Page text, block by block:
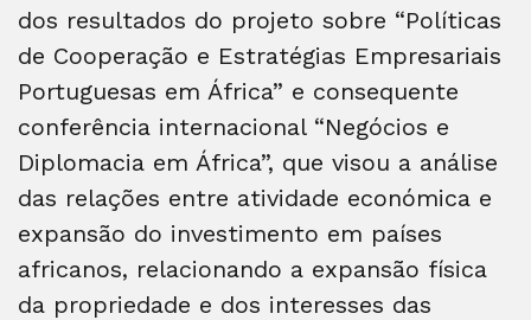
dos resultados do projeto sobre “Políticas
de Cooperação e Estratégias Empresariais
Portuguesas em África” e consequente
conferência internacional “Negócios e
Diplomacia em África”, que visou a análise
das relações entre atividade económica e
expansão do investimento em países
africanos, relacionando a expansão física
da propriedade e dos interesses das